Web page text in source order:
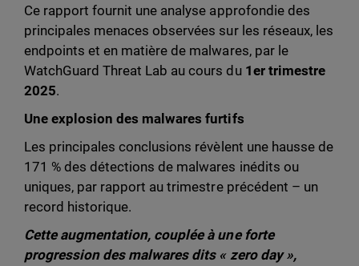
Ce rapport fournit une analyse approfondie des
principales menaces observées sur les réseaux, les
endpoints et en matière de malwares, par le
WatchGuard Threat Lab au cours du 1er trimestre
2025.
Une explosion des malwares furtifs
Les principales conclusions révèlent une hausse de
171 % des détections de malwares inédits ou
uniques, par rapport au trimestre précédent – un
record historique.
Cette augmentation, couplée à une forte
progression des malwares dits « zero day »,